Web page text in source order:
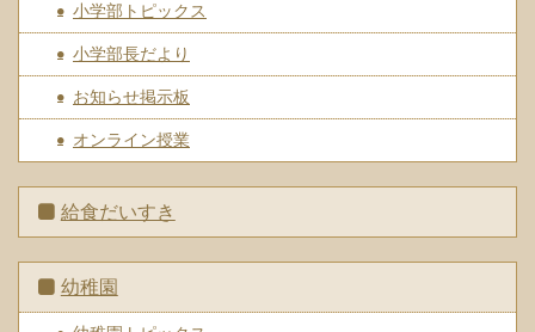
小学部トピックス
小学部長だより
お知らせ掲示板
オンライン授業
給食だいすき
幼稚園